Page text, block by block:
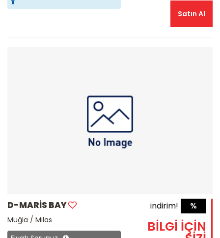
Satın Al
D-MARİS BAY
Muğla / Milas
%
indirim!
BİLGİ İÇİN